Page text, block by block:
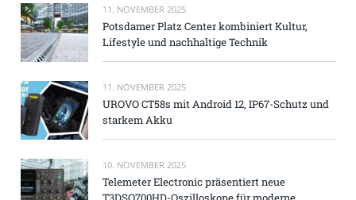
11. NOVEMBER 2025
Potsdamer Platz Center kombiniert Kultur,
Lifestyle und nachhaltige Technik
11. NOVEMBER 2025
UROVO CT58s mit Android 12, IP67-Schutz und
starkem Akku
10. NOVEMBER 2025
Telemeter Electronic präsentiert neue